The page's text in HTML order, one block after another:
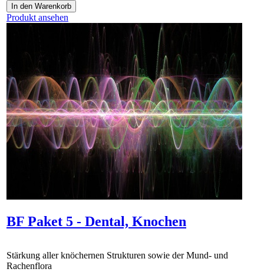
Produkt ansehen
BF Paket 5 - Dental, Knochen
Stärkung aller knöchernen Strukturen sowie der Mund- und
Rachenflora